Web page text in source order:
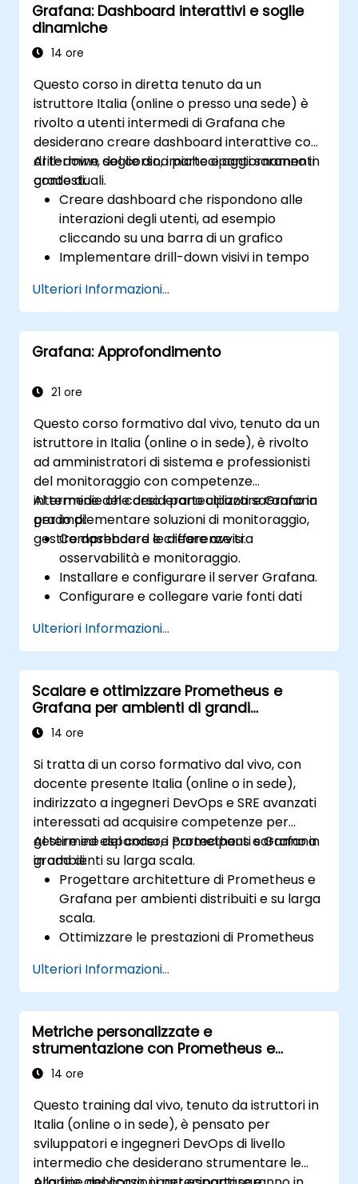
Grafana: Dashboard interattivi e soglie
dinamiche
14 ore
Questo corso in diretta tenuto da un
istruttore Italia (online o presso una sede) è
rivolto a utenti intermedi di Grafana che
desiderano creare dashboard interattive con
drill-down, soglie dinamiche e aggiornamenti
contestuali.
Al termine del corso, i partecipanti saranno in
grado di:
Creare dashboard che rispondono alle
interazioni degli utenti, ad esempio
cliccando su una barra di un grafico
Implementare drill-down visivi in tempo
Configurare grafici a torta e pannelli
dettagliati in base ai filtri selezionati
Utilizzare soglie dinamiche che si
adattano all’input dell’utente e ai dati in
Ulteriori Informazioni...
Grafana: Approfondimento
21 ore
Questo corso formativo dal vivo, tenuto da un
istruttore in Italia (online o in sede), è rivolto
ad amministratori di sistema e professionisti
del monitoraggio con competenze
intermedie che desiderano utilizzare Grafana
per implementare soluzioni di monitoraggio,
gestire dashboard e creare avvisi.
Al termine del corso i partecipanti saranno in
grado di:
Comprendere le differenze tra
osservabilità e monitoraggio.
Installare e configurare il server Grafana.
Configurare e collegare varie fonti dati
ElasticSearch.
Creare, gestire e personalizzare
dashboard e grafici.
Utilizzare variabili e query per realizzare
dashboard dinamiche.
Configurare notifiche e avvisi tramite
Installare e gestire plugin per ampliare le
funzionalità di Grafana.
Ulteriori Informazioni...
Scalare e ottimizzare Prometheus e
Grafana per ambienti di grandi
dimensioni
14 ore
Si tratta di un corso formativo dal vivo, con
docente presente Italia (online o in sede),
indirizzato a ingegneri DevOps e SRE avanzati
interessati ad acquisire competenze per
gestire ed espandere Prometheus e Grafana
in ambienti su larga scala.
Al termine del corso, i partecipanti saranno in
grado di:
Progettare architetture di Prometheus e
Grafana per ambienti distribuiti e su larga
scala.
Ottimizzare le prestazioni di Prometheus
Configurare Grafana per gestire insiemi di
dati vastissimi e visualizzazioni complesse.
Applicare strategie avanzate di
risoluzione dei problemi e di scalabilità.
Ulteriori Informazioni...
Metriche personalizzate e
strumentazione con Prometheus e
Grafana
14 ore
Questo training dal vivo, tenuto da istruttori in
Italia (online o in sede), è pensato per
sviluppatori e ingegneri DevOps di livello
intermedio che desiderano strumentare le